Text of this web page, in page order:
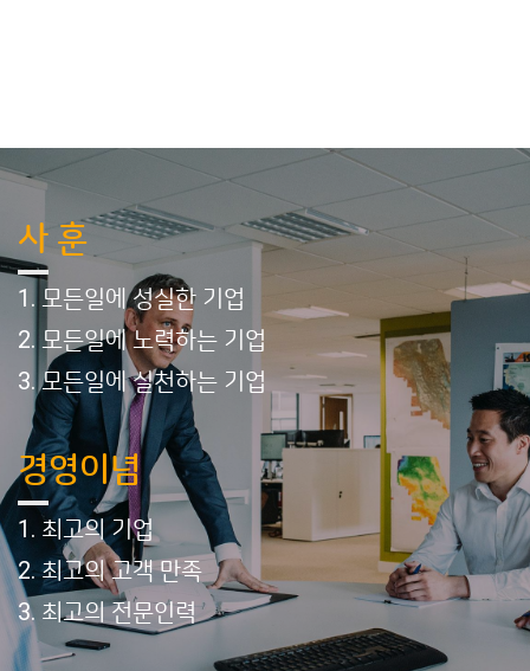
사 훈
1. 모든일에 성실한 기업
2. 모든일에 노력하는 기업
3. 모든일에 실천하는 기업
경영이념
1. 최고의 기업
2. 최고의 고객 만족
3. 최고의 전문인력